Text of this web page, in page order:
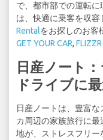
で、都市部での運転
は、快適に乗客を収
Rentalをお探しのお客
GET YOUR CAR, FLIZZR
日産ノート
ドライブに
日産ノートは、豊富
カ周辺の家族旅行に
地が、ストレスフリー